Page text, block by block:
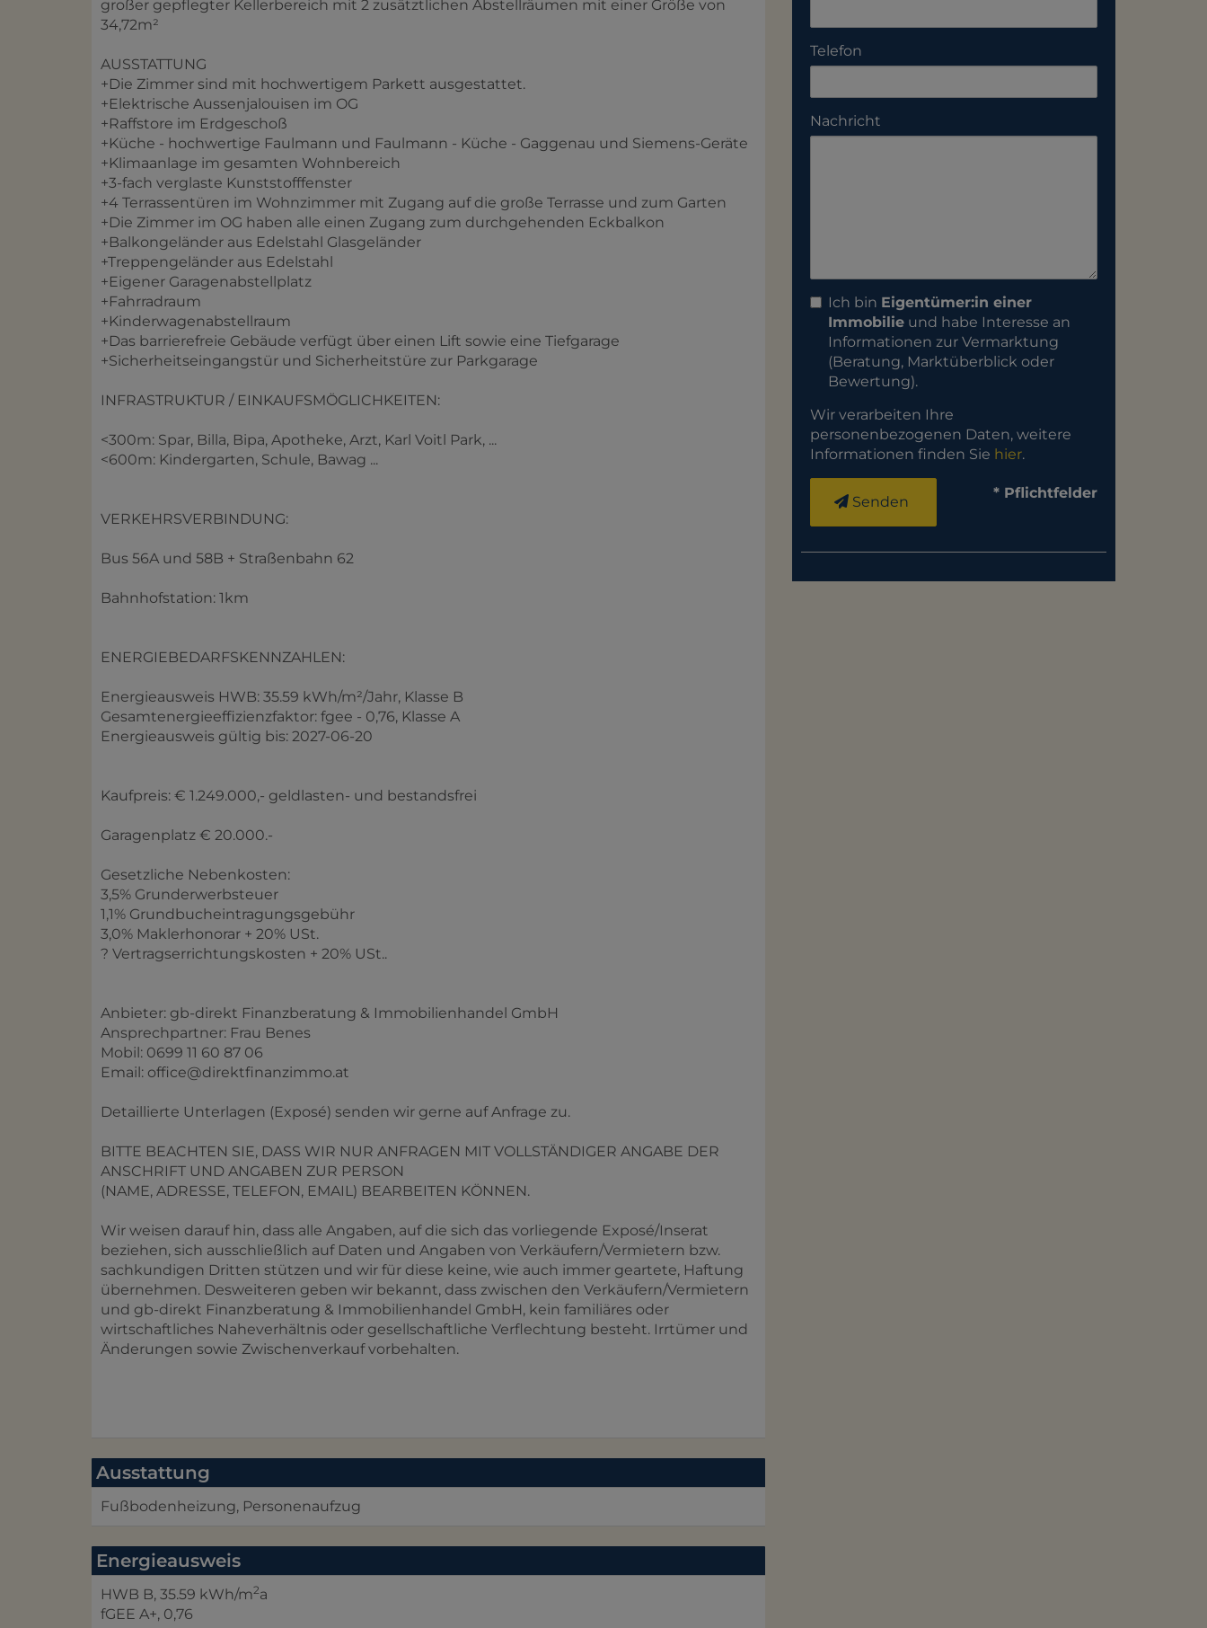
großer gepflegter Kellerbereich mit 2 zusätztlichen Abstellräumen mit einer Größe von
34,72m²
AUSSTATTUNG
+Die Zimmer sind mit hochwertigem Parkett ausgestattet.
+Elektrische Aussenjalouisen im OG
+Raffstore im Erdgeschoß
+Küche - hochwertige Faulmann und Faulmann - Küche - Gaggenau und Siemens-Geräte
+Klimaanlage im gesamten Wohnbereich
+3-fach verglaste Kunststofffenster
+4 Terrassentüren im Wohnzimmer mit Zugang auf die große Terrasse und zum Garten
+Die Zimmer im OG haben alle einen Zugang zum durchgehenden Eckbalkon
+Balkongeländer aus Edelstahl Glasgeländer
+Treppengeländer aus Edelstahl
+Eigener Garagenabstellplatz
+Fahrradraum
+Kinderwagenabstellraum
+Das barrierefreie Gebäude verfügt über einen Lift sowie eine Tiefgarage
+Sicherheitseingangstür und Sicherheitstüre zur Parkgarage
INFRASTRUKTUR / EINKAUFSMÖGLICHKEITEN:
<300m: Spar, Billa, Bipa, Apotheke, Arzt, Karl Voitl Park, ...
<600m: Kindergarten, Schule, Bawag ...
VERKEHRSVERBINDUNG:
Bus 56A und 58B + Straßenbahn 62
Bahnhofstation: 1km
ENERGIEBEDARFSKENNZAHLEN:
Energieausweis HWB: 35.59 kWh/m²/Jahr, Klasse B
Gesamtenergieeffizienzfaktor: fgee - 0,76, Klasse A
Energieausweis gültig bis: 2027-06-20
Kaufpreis: € 1.249.000,- geldlasten- und bestandsfrei
Garagenplatz € 20.000.-
Gesetzliche Nebenkosten:
3,5% Grunderwerbsteuer
1,1% Grundbucheintragungsgebühr
3,0% Maklerhonorar + 20% USt.
? Vertragserrichtungskosten + 20% USt..
Anbieter: gb-direkt Finanzberatung & Immobilienhandel GmbH
Ansprechpartner: Frau Benes
Mobil: 0699 11 60 87 06
Email: office@direktfinanzimmo.at
Detaillierte Unterlagen (Exposé) senden wir gerne auf Anfrage zu.
BITTE BEACHTEN SIE, DASS WIR NUR ANFRAGEN MIT VOLLSTÄNDIGER ANGABE DER
ANSCHRIFT UND ANGABEN ZUR PERSON
(NAME, ADRESSE, TELEFON, EMAIL) BEARBEITEN KÖNNEN.
Wir weisen darauf hin, dass alle Angaben, auf die sich das vorliegende Exposé/Inserat
beziehen, sich ausschließlich auf Daten und Angaben von Verkäufern/Vermietern bzw.
sachkundigen Dritten stützen und wir für diese keine, wie auch immer geartete, Haftung
übernehmen. Desweiteren geben wir bekannt, dass zwischen den Verkäufern/Vermietern
und gb-direkt Finanzberatung & Immobilienhandel GmbH, kein familiäres oder
wirtschaftliches Naheverhältnis oder gesellschaftliche Verflechtung besteht. Irrtümer und
Änderungen sowie Zwischenverkauf vorbehalten.
Ausstattung
Fußbodenheizung Personenaufzug
Energieausweis
HWB B, 35.59 kWh/m2a
fGEE A+, 0,76
Telefon
Nachricht
Ich bin Eigentümer:in einer
Immobilie und habe Interesse an
Informationen zur Vermarktung
(Beratung, Marktüberblick oder
Bewertung).
Wir verarbeiten Ihre
personenbezogenen Daten, weitere
Informationen finden Sie hier.
Senden
* Pflichtfelder